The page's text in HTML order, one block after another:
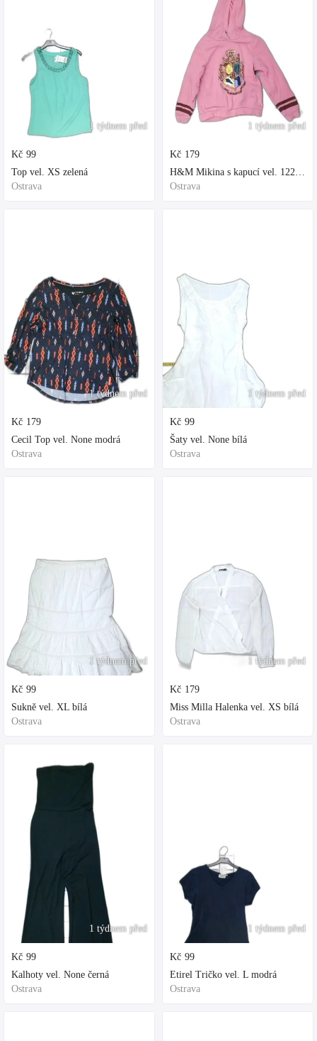
1 týdnem před
Kč 99
Top vel. XS zelená
Ostrava
1 týdnem před
Kč 179
Cecil Top vel. None modrá
Ostrava
1 týdnem před
Kč 99
Sukně vel. XL bílá
Ostrava
1 týdnem před
Kč 99
Kalhoty vel. None černá
Ostrava
1 týdnem před
Kč 179
H&M Mikina s kapucí vel. 122 fialová
Ostrava
1 týdnem před
Kč 99
Šaty vel. None bílá
Ostrava
1 týdnem před
Kč 179
Miss Milla Halenka vel. XS bílá
Ostrava
1 týdnem před
Kč 99
Etirel Tričko vel. L modrá
Ostrava